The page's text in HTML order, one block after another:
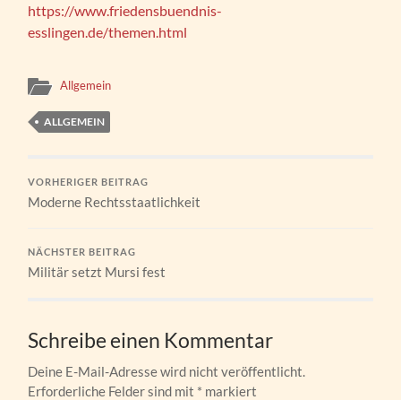
https://www.friedensbuendnis-
esslingen.de/themen.html
Allgemein
ALLGEMEIN
VORHERIGER BEITRAG
Moderne Rechtsstaatlichkeit
NÄCHSTER BEITRAG
Militär setzt Mursi fest
Schreibe einen Kommentar
Deine E-Mail-Adresse wird nicht veröffentlicht.
Erforderliche Felder sind mit * markiert